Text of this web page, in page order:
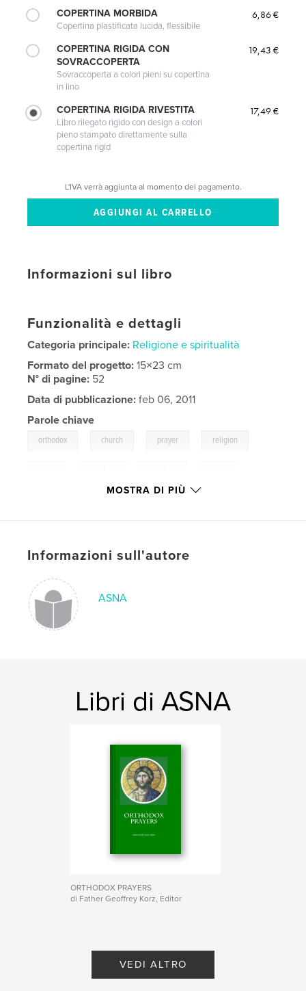
COPERTINA MORBIDA
Copertina plastificata lucida, flessibile
6,86 €
COPERTINA RIGIDA CON
SOVRACCOPERTA
Sovraccoperta a colori pieni su copertina
in lino
19,43 €
COPERTINA RIGIDA RIVESTITA
Libro rilegato rigido con design a colori
pieno stampato direttamente sulla
copertina rigid
17,49 €
L'IVA verrà aggiunta al momento del pagamento.
Informazioni sul libro
Funzionalità e dettagli
Categoria principale: Religione e spiritualità
Formato del progetto:15×23 cm
N° di pagine: 52
Data di pubblicazione: feb 06, 2011
Parole chiave
orthodox church prayer religion
MOSTRA DI PIÙ
Informazioni sull'autore
ASNA
Libri di ASNA
ORTHODOX PRAYERS
di Father Geoffrey Korz, Editor
VEDI ALTRO